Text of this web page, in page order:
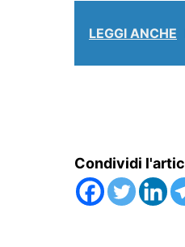
LEGGI ANCHE
Condividi